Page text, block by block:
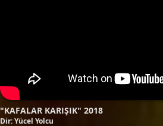
"KAFALAR KARIŞIK" 2018
Dir: Yücel Yolcu